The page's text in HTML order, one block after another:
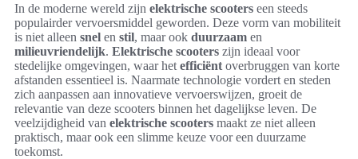
In de moderne wereld zijn elektrische scooters een steeds
populairder vervoersmiddel geworden. Deze vorm van mobiliteit
is niet alleen snel en stil, maar ook duurzaam en
milieuvriendelijk. Elektrische scooters zijn ideaal voor
stedelijke omgevingen, waar het efficiënt overbruggen van korte
afstanden essentieel is. Naarmate technologie vordert en steden
zich aanpassen aan innovatieve vervoerswijzen, groeit de
relevantie van deze scooters binnen het dagelijkse leven. De
veelzijdigheid van elektrische scooters maakt ze niet alleen
praktisch, maar ook een slimme keuze voor een duurzame
toekomst.